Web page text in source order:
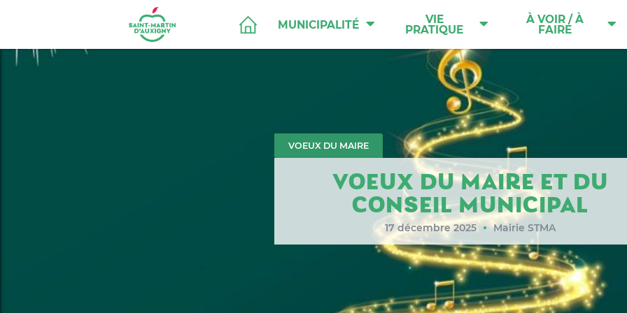
MUNICIPALITÉ VIE
PRATIQUE
À VOIR / À
FAIRE
VOEUX DU MAIRE
VOEUX DU MAIRE ET DU
CONSEIL MUNICIPAL
17 décembre 2025 ● Mairie STMA